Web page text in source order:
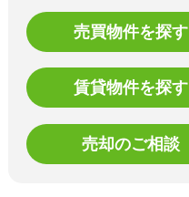
売買物件を探す
賃貸物件を探す
売却のご相談